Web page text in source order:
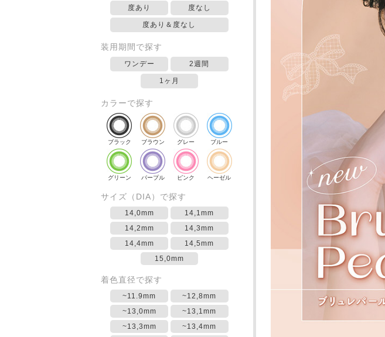
度あり 度なし
度あり＆度なし
装用期間で探す
ワンデー 2週間
1ヶ月
カラーで探す
ブラック ブラウン グレー ブルー
グリーン パープル ピンク ヘーゼル
サイズ（DIA）で探す
14,0mm
14,1mm
14,2mm
14,3mm
14,4mm
14,5mm
15,0mm
着色直径で探す
~11.9mm
~12,8mm
~13,0mm
~13,1mm
~13,3mm
~13,4mm